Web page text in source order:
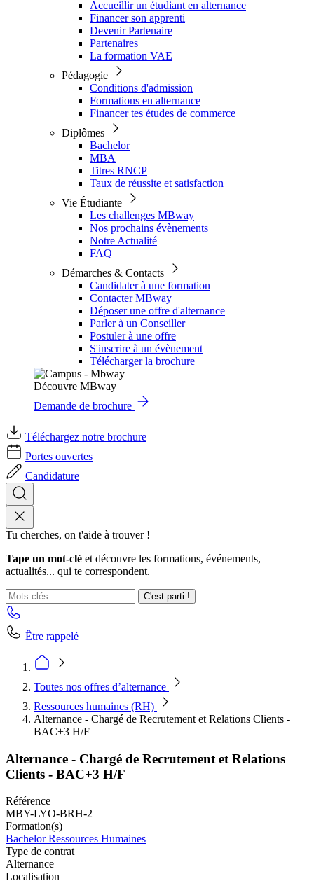
Accueillir un étudiant en alternance
Financer son apprenti
Devenir Partenaire
Partenaires
La formation VAE
Pédagogie
Conditions d'admission
Formations en alternance
Financer tes études de commerce
Diplômes
Bachelor
MBA
Titres RNCP
Taux de réussite et satisfaction
Vie Étudiante
Les challenges MBway
Nos prochains évènements
Notre Actualité
FAQ
Démarches & Contacts
Candidater à une formation
Contacter MBway
Déposer une offre d'alternance
Parler à un Conseiller
Postuler à une offre
S'inscrire à un évènement
Télécharger la brochure
Découvre MBway
Demande de brochure
Téléchargez notre brochure
Portes ouvertes
Candidature
Tu cherches, on t'aide à trouver !
Tape un mot-clé et découvre les formations, événements,
actualités... qui te correspondent.
C'est parti !
Être rappelé
Toutes nos offres d’alternance
Ressources humaines (RH)
Alternance - Chargé de Recrutement et Relations Clients -
BAC+3 H/F
Alternance - Chargé de Recrutement et Relations
Clients - BAC+3 H/F
Référence
MBY-LYO-BRH-2
Formation(s)
Bachelor Ressources Humaines
Type de contrat
Alternance
Localisation